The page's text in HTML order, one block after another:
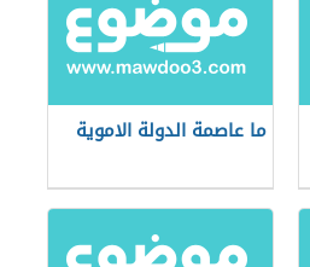
ما عاصمة الدولة الاموية